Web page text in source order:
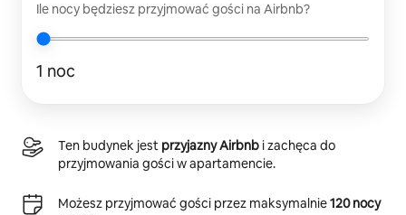
Ile nocy będziesz przyjmować gości na Airbnb?
1 noc
Ten budynek jest przyjazny Airbnb i zachęca do
przyjmowania gości w apartamencie.
Możesz przyjmować gości przez maksymalnie120 nocy